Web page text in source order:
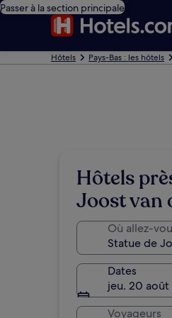
Passer à la section principale
Hôtels Pays-Bas : les hôtels
Hôtels
Joost van
Où allez-
Dates
jeu. 20 août
Voyageurs